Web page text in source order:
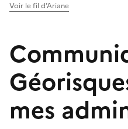
Voir le fil d’Ariane
mes